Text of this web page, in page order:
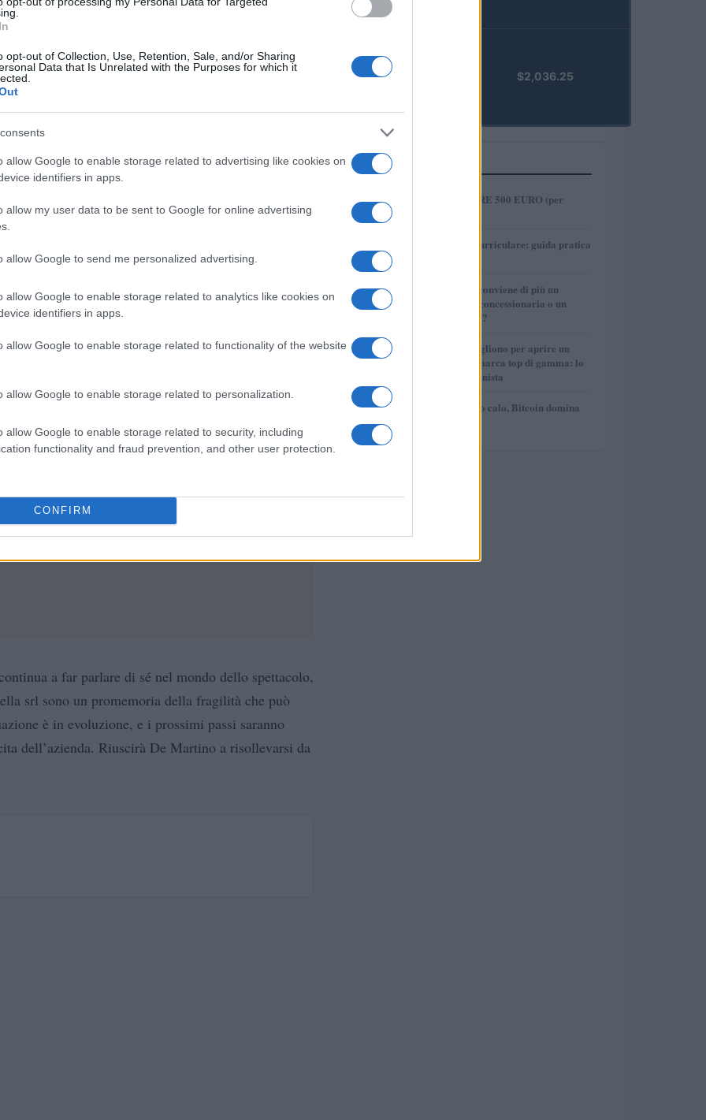
opt-out of Collection, Use, Retention, Sale, and/or Sharing
Data that Is Unrelated with the Purposes for which it
allow Google to enable storage related to advertising like cookies on
identifiers in apps.
allow my user data to be sent to Google for online advertising
allow Google to send me personalized advertising.
allow Google to enable storage related to analytics like cookies on
identifiers in apps.
allow Google to enable storage related to functionality of the website
allow Google to enable storage related to personalization.
allow Google to enable storage related to security, including
functionality and fraud prevention, and other user protection.
CONFIRM
la cancellazione dal registro delle imprese della
avviata nel 2018 insieme a Francesca
ha portato alla decisione di mettere l’azienda in
il conduttore. Quali saranno ora le sue prossime
finali
sua azienda Stella srl solleva interrogativi sul
successo televisivo è palpabile, queste difficoltà
sulla sua carriera. È evidente che la
specifiche, ma anche una visione a lungo
la necessità di una ristrutturazione o di un
ne pensi? Potrebbe De Martino riprendersi e tornare
a far parlare di sé nel mondo dello spettacolo,
srl sono un promemoria della fragilità che può
è in evoluzione, e i prossimi passi saranno
dell’azienda. Riuscirà De Martino a risollevarsi da
PRIME)
$2,036.25
PIÙ LETTI
1
COME INVESTIRE 500 EURO (per
2
Tirocinio extra-curriculare: guida pratica
3
Per le auto usate conviene di più un
finanziamento in concessionaria o un
prestito personale?
4
Quanti soldi ci vogliono per aprire un
autosalone multimarca top di gamma: lo
spiega il professionista
5
Mercati in leggero calo, Bitcoin domina